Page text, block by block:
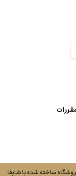
ساخته شده با شاپفا